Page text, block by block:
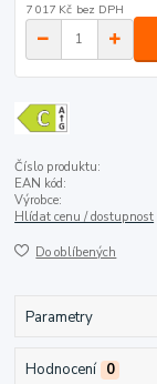
7 017 Kč bez DPH
Číslo produktu:
EAN kód:
Výrobce:
Hlídat cenu / dostupnost
Do oblíbených
Parametry
Hodnocení 0